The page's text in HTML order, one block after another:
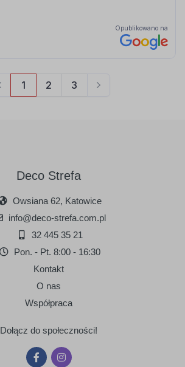
Deco Strefa
Owsiana 62, Katowice
info@deco-strefa.com.pl
32 445 35 21
Pon. - Pt. 8:00 - 16:30
Kontakt
O nas
Współpraca
Dołącz do społeczności!